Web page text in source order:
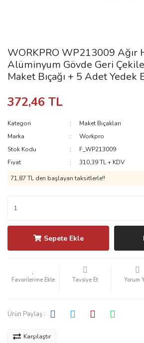
WORKPRO WP213009 Ağır
Alüminyum Gövde Geri
Maket Bıçağı + 5 Adet Yedek
372,46 TL
Kategori
Maket Bıçakları
Marka
Workpro
Stok Kodu
F_WP213009
Fiyat
310,39 TL + KDV
71,87 TL den başlayan taksitlerle!!
Sepete Ekle
Tavsiye Et Yorum
Ürün Paylaş :
Karşılaştır